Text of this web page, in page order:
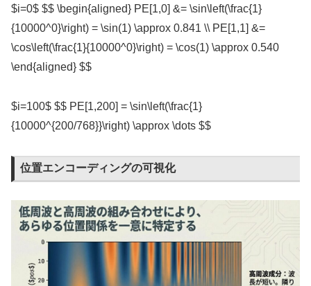
$i=0$ $$ \begin{aligned} PE[1,0] &= \sin\left(\frac{1}
{10000^0}\right) = \sin(1) \approx 0.841 \\ PE[1,1] &=
\cos\left(\frac{1}{10000^0}\right) = \cos(1) \approx 0.540
\end{aligned} $$
$i=100$ $$ PE[1,200] = \sin\left(\frac{1}
{10000^{200/768}}\right) \approx \dots $$
位置エンコーディングの可視化